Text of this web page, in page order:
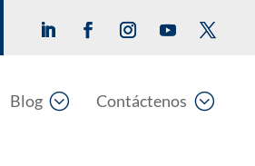
;
Blog ;
Contáctenos